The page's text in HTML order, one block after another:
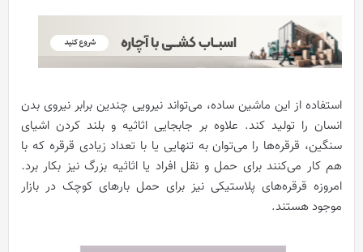
استفاده از این ماشین ساده، می‌تواند نیرویی چندین برابر نیروی بدن
انسان را تولید کند. علاوه بر جابجایی اثاثیه و بلند کردن اشیای
سنگین، قرقره‌ها را می‌توان به تنهایی یا با تعداد زیادی قرقره که با
هم کار می‌کنند برای حمل و نقل افراد یا اثاثیه بزرگ نیز بکار برد.
امروزه قرقره‌های پلاستیکی نیز برای حمل بارهای کوچک در بازار
موجود هستند.